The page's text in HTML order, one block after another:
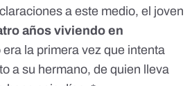
a este medio, el joven
años viviendo en
era la primera vez que intenta
a su hermano, de quien lleva